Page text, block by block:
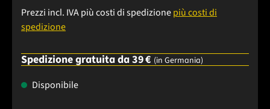
Prezzi incl. IVA più costi di spedizionepiù costi di
spedizione
Spedizione gratuita da 39 € (in Germania)
Disponibile